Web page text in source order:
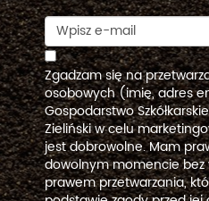
Zgadzam się na
osobowych (imię, adres
Gospodarstwo
Zieliński w celu
jest dobrowolne. Mam
dowolnym momencie bez
prawem przetwarzania,